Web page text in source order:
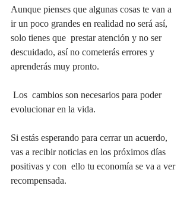
Aunque pienses que algunas cosas te van a
ir un poco grandes en realidad no será así,
solo tienes que  prestar atención y no ser
descuidado, así no cometerás errores y
aprenderás muy pronto.
evolucionar en la vida.
Si estás esperando para cerrar un acuerdo,
vas a recibir noticias en los próximos días
positivas y con  ello tu economía se va a ver
recompensada.